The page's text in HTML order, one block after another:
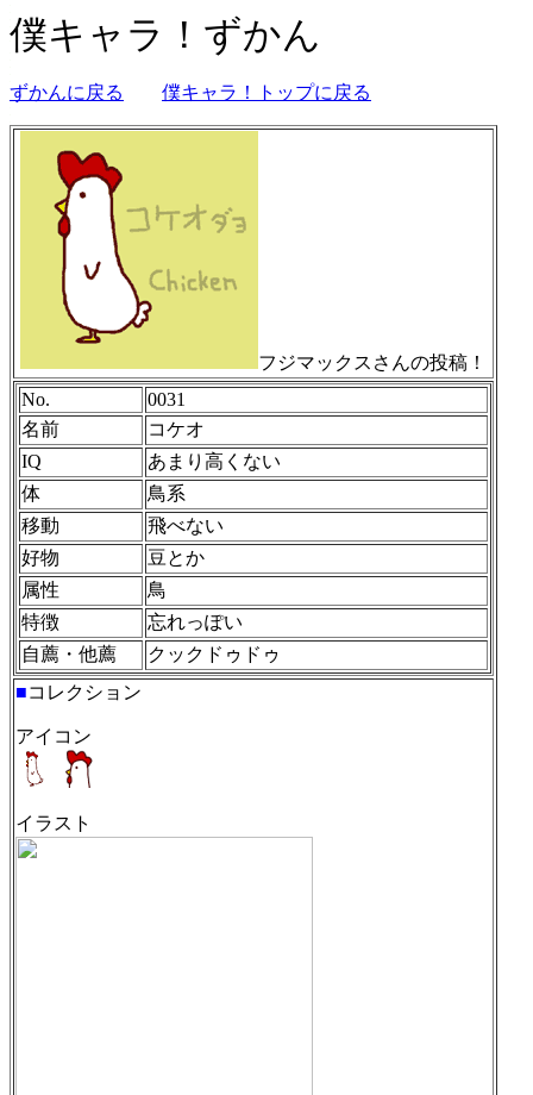
僕キャラ！ずかん
ずかんに戻る 僕キャラ！トップに戻る
フジマックスさんの投稿！
No.
0031
名前
コケオ
IQ
あまり高くない
体
鳥系
移動
飛べない
好物
豆とか
属性
鳥
特徴
忘れっぽい
自薦・他薦
クックドゥドゥ
■コレクション
アイコン
イラスト